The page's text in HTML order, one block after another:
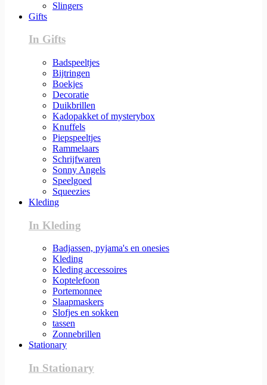
Slingers
Gifts
In Gifts
Badspeeltjes
Bijtringen
Boekjes
Decoratie
Duikbrillen
Kadopakket of mysterybox
Knuffels
Piepspeeltjes
Rammelaars
Schrijfwaren
Sonny Angels
Speelgoed
Squeezies
Kleding
In Kleding
Badjassen, pyjama's en onesies
Kleding
Kleding accessoires
Koptelefoon
Portemonnee
Slaapmaskers
Slofjes en sokken
tassen
Zonnebrillen
Stationary
In Stationary